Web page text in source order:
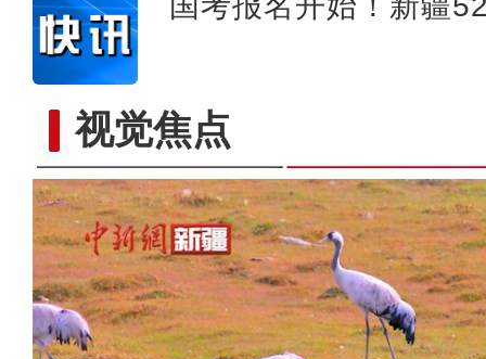
视觉焦点中国最大超深凝析气田年处